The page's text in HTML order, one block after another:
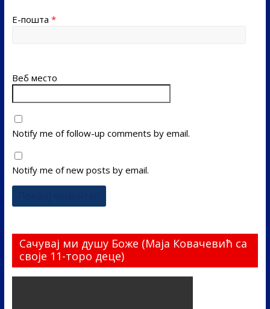
Е-пошта *
Веб место
Notify me of follow-up comments by email.
Notify me of new posts by email.
Сачувај ми душу Боже (Маја Ковачевић са
своје 11-торо деце)